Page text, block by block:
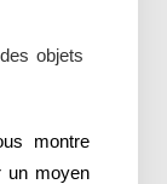
objets
montre
un moyen